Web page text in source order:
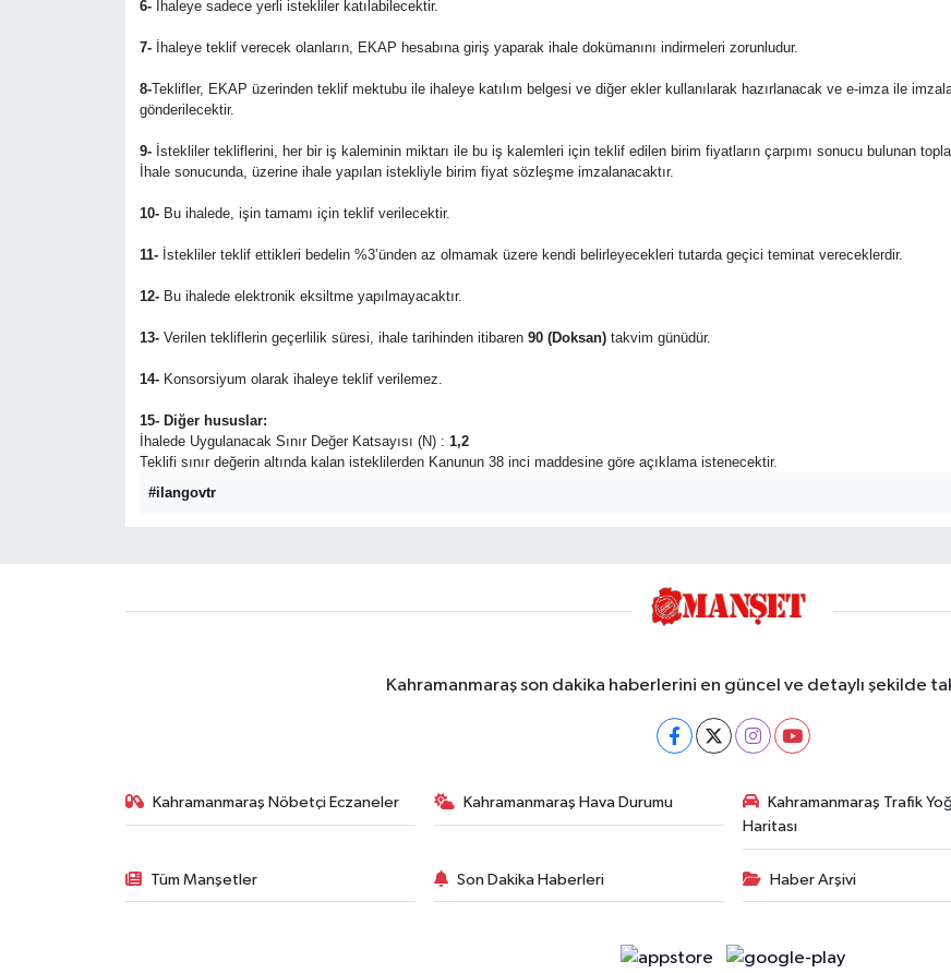
6-İhaleye sadece yerli istekliler katılabilecektir.
7-İhaleye teklif verecek olanların, EKAP hesabına giriş yaparak ihale dokümanını indirmeleri zorunludur.
8-Teklifler, EKAP üzerinden teklif mektubu ile ihaleye katılım belgesi ve diğer ekler kullanılarak hazırlanacak ve e-imza ile
gönderilecektir.
9-İstekliler tekliflerini, her bir iş kaleminin miktarı ile bu iş kalemleri için teklif edilen birim fiyatların çarpımı sonucu bulunan
İhale sonucunda, üzerine ihale yapılan istekliyle birim fiyat sözleşme imzalanacaktır.
10-Bu ihalede, işin tamamı için teklif verilecektir.
11-İstekliler teklif ettikleri bedelin %3’ünden az olmamak üzere kendi belirleyecekleri tutarda geçici teminat vereceklerdir.
12-Bu ihalede elektronik eksiltme yapılmayacaktır.
13-Verilen tekliflerin geçerlilik süresi, ihale tarihinden itibaren 90 (Doksan)takvim günüdür.
14-Konsorsiyum olarak ihaleye teklif verilemez.
15- Diğer hususlar:
İhalede Uygulanacak Sınır Değer Katsayısı (N) : 1,2
Teklifi sınır değerin altında kalan isteklilerden Kanunun 38 inci maddesine göre açıklama istenecektir.
#ilangovtr
Kahramanmaraş son dakika haberlerini en güncel ve detaylı şekilde
Kahramanmaraş Nöbetçi Eczaneler Kahramanmaraş Hava Durumu
Kahramanmaraş Trafik
Haritası
Tüm Manşetler Son Dakika Haberleri Haber Arşivi